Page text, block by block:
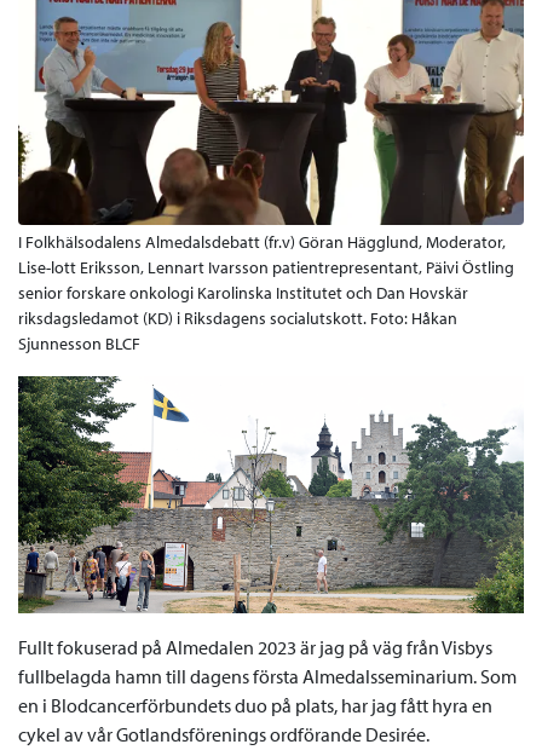
I Folkhälsodalens Almedalsdebatt (fr.v) Göran Hägglund, Moderator,
Lise-lott Eriksson, Lennart Ivarsson patientrepresentant, Päivi Östling
senior forskare onkologi Karolinska Institutet och Dan Hovskär
riksdagsledamot (KD) i Riksdagens socialutskott. Foto: Håkan
Sjunnesson BLCF
Fullt fokuserad på Almedalen 2023 är jag på väg från Visbys
fullbelagda hamn till dagens första Almedalsseminarium. Som
en i Blodcancerförbundets duo på plats, har jag fått hyra en
cykel av vår Gotlandsförenings ordförande Desirée.